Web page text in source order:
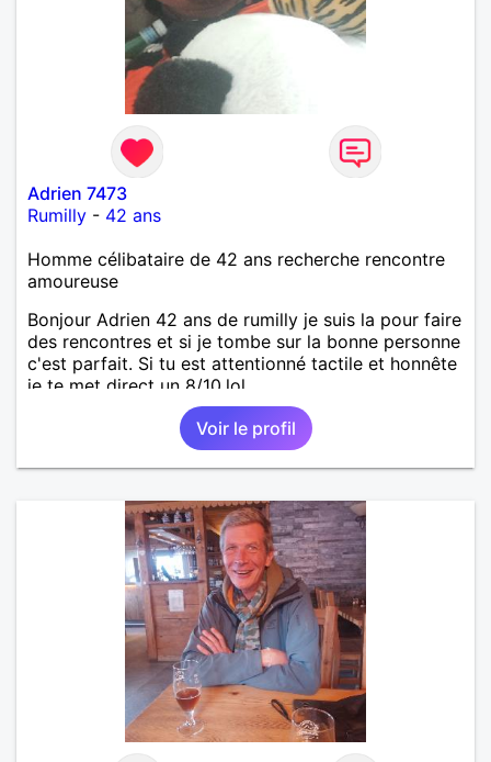
Adrien 7473
Rumilly - 42 ans
Homme célibataire de 42 ans recherche rencontre
amoureuse
Bonjour Adrien 42 ans de rumilly je suis la pour faire
des rencontres et si je tombe sur la bonne personne
c'est parfait. Si tu est attentionné tactile et honnête
je te met direct un 8/10.lol
Voir le profil